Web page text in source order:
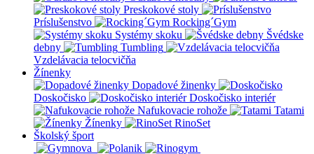
Preskokové stoly
Príslušenstvo
Rocking´Gym
Systémy skoku
Švédske
debny
Tumbling
Vzdelávacia telocvičňa
Žínenky
Dopadové žinenky
Doskočisko
Doskočisko interiér
Nafukovacie rohože
Tatami
Žínenky
RinoSet
Školský šport